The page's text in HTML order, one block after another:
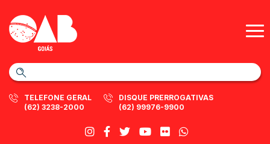
TELEFONE GERAL
(62) 3238-2000
DISQUE PRERROGATIVAS
(62) 99976-9900